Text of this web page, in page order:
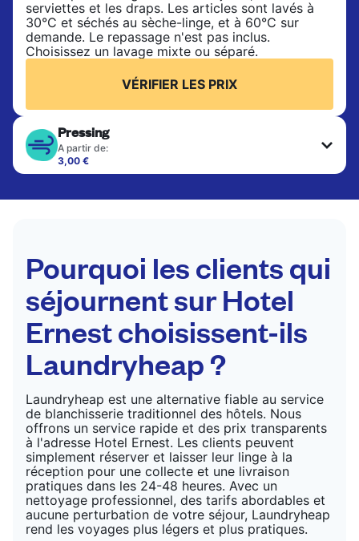
serviettes et les draps. Les articles sont lavés à
30°C et séchés au sèche-linge, et à 60°C sur
demande. Le repassage n'est pas inclus.
Choisissez un lavage mixte ou séparé.
VÉRIFIER LES PRIX
Pressing
A partir de:
3,00 €
Les articles délicats sont nettoyés à sec et finis
costumes, les robes, les manteaux et les tissus
VÉRIFIER LES PRIX
Pourquoi les clients qui
séjournent sur Hotel
Ernest choisissent-ils
Laundryheap ?
Laundryheap est une alternative fiable au service
de blanchisserie traditionnel des hôtels. Nous
offrons un service rapide et des prix transparents
à l'adresse Hotel Ernest. Les clients peuvent
simplement réserver et laisser leur linge à la
réception pour une collecte et une livraison
pratiques dans les 24-48 heures. Avec un
nettoyage professionnel, des tarifs abordables et
aucune perturbation de votre séjour, Laundryheap
rend les voyages plus légers et plus pratiques.